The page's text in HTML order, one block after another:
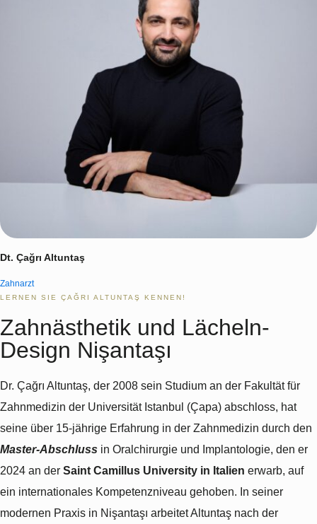
Dt. Çağrı Altuntaş
Zahnarzt
LERNEN SIE ÇAĞRI ALTUNTAŞ KENNEN!
Zahnästhetik und Lächeln-
Design Nişantaşı
Dr. Çağrı Altuntaş, der 2008 sein Studium an der Fakultät für
Zahnmedizin der Universität Istanbul (Çapa) abschloss, hat
seine über 15-jährige Erfahrung in der Zahnmedizin durch den
Master-Abschluss in Oralchirurgie und Implantologie, den er
2024 an der Saint Camillus University in Italien erwarb, auf
ein internationales Kompetenzniveau gehoben. In seiner
modernen Praxis in Nişantaşı arbeitet Altuntaş nach der